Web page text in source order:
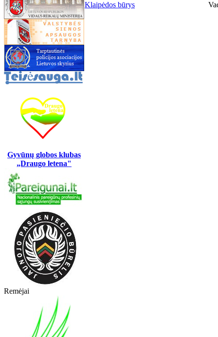
Gyvūnų globos klubas
„Draugo letena"
Remėjai
Klaipėdos būrys